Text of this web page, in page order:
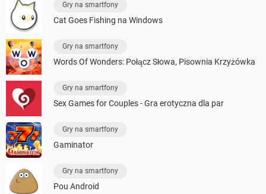
Gry na smartfony
Cat Goes Fishing na Windows
Gry na smartfony
Words Of Wonders: Połącz Słowa, Pisownia Krzyżówka
Gry na smartfony
Sex Games for Couples - Gra erotyczna dla par
Gry na smartfony
Gaminator
Gry na smartfony
Pou Android